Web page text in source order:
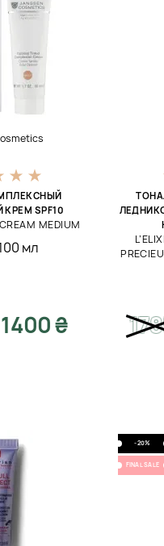
SPF10
MEDIUM
мл
1400 ₴
-20%
FINAL SALE